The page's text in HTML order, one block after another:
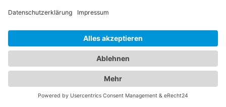
gemütlichen Bed & Breakfast suchen - unser
Branchenportal präsentiert Ihnen eine breite
Palette an Unterkunftsoptionen. Informieren Sie
sich über Ausstattung, Lage, Preise und
Verfügbarkeit, um Ihren idealen Aufenthalt zu
planen. Unser Branchenportal vereint die besten
Informationen zu Abschleppdiensten und Hotels.
Wir legen Wert darauf, Ihnen sowohl bei